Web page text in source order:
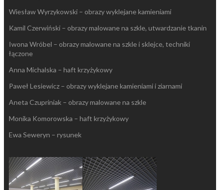
Wiesław Wyrzykowski – obrazy wyklejane kamieniami
Kamil Czerwiński – obrazy malowane na szkle, utwardzanie tkanin
Iwona Wróbel – obrazy malowane na szkle i sklejce, techniki
łączone
Anna Michalska – haft krzyżykowy
Paweł Lesiewicz – obrazy wyklejane kamieniami i ziarnami
Aneta Czupriniak – obrazy malowane na szkle
Monika Komorowska – haft krzyżykowy
Ewa Seweryn – rysunek